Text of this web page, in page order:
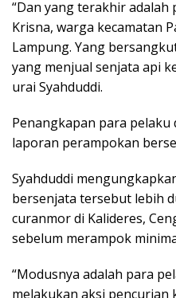
“Dan yang terakhir adalah
Krisna, warga kecamatan
Lampung. Yang
yang menjual senjata api
urai Syahduddi.
Penangkapan para pelaku
laporan perampokan
Syahduddi
bersenjata tersebut lebih
curanmor di Kalideres,
sebelum merampok
“Modusnya adalah para
melakukan aksi pencurian